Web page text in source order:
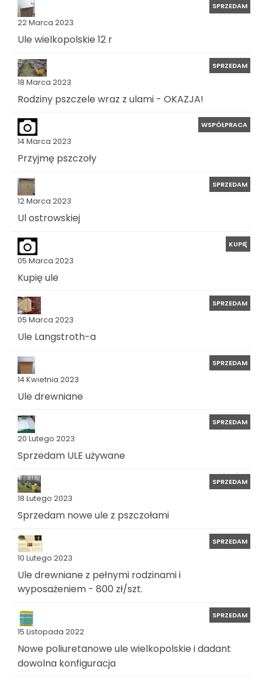
22 Marca 2023
SPRZEDAM
Ule wielkopolskie 12 r
18 Marca 2023
SPRZEDAM
Rodziny pszczele wraz z ulami - OKAZJA!
14 Marca 2023
WSPÓŁPRACA
Przyjmę pszczoły
12 Marca 2023
SPRZEDAM
Ul ostrowskiej
05 Marca 2023
KUPIĘ
Kupię ule
05 Marca 2023
SPRZEDAM
Ule Langstroth-a
14 Kwietnia 2023
SPRZEDAM
Ule drewniane
20 Lutego 2023
SPRZEDAM
Sprzedam ULE używane
18 Lutego 2023
SPRZEDAM
Sprzedam nowe ule z pszczołami
10 Lutego 2023
SPRZEDAM
Ule drewniane z pełnymi rodzinami i
wyposażeniem - 800 zł/szt.
15 Listopada 2022
SPRZEDAM
Nowe poliuretanowe ule wielkopolskie i dadant
dowolna konfiguracja